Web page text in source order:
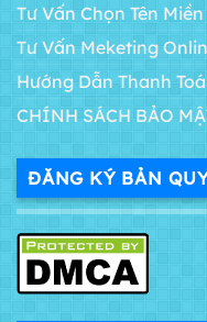
Tư Vấn Chọn Tên Miền
Tư Vấn Meketing
Hướng Dẫn Thanh
CHÍNH SÁCH BẢO
ĐĂNG KÝ BẢN